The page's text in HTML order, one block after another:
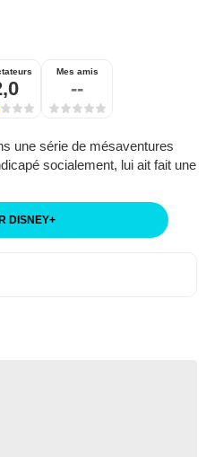
Mes amis
--
une série de mésaventures
socialement, lui ait fait une
DISNEY+